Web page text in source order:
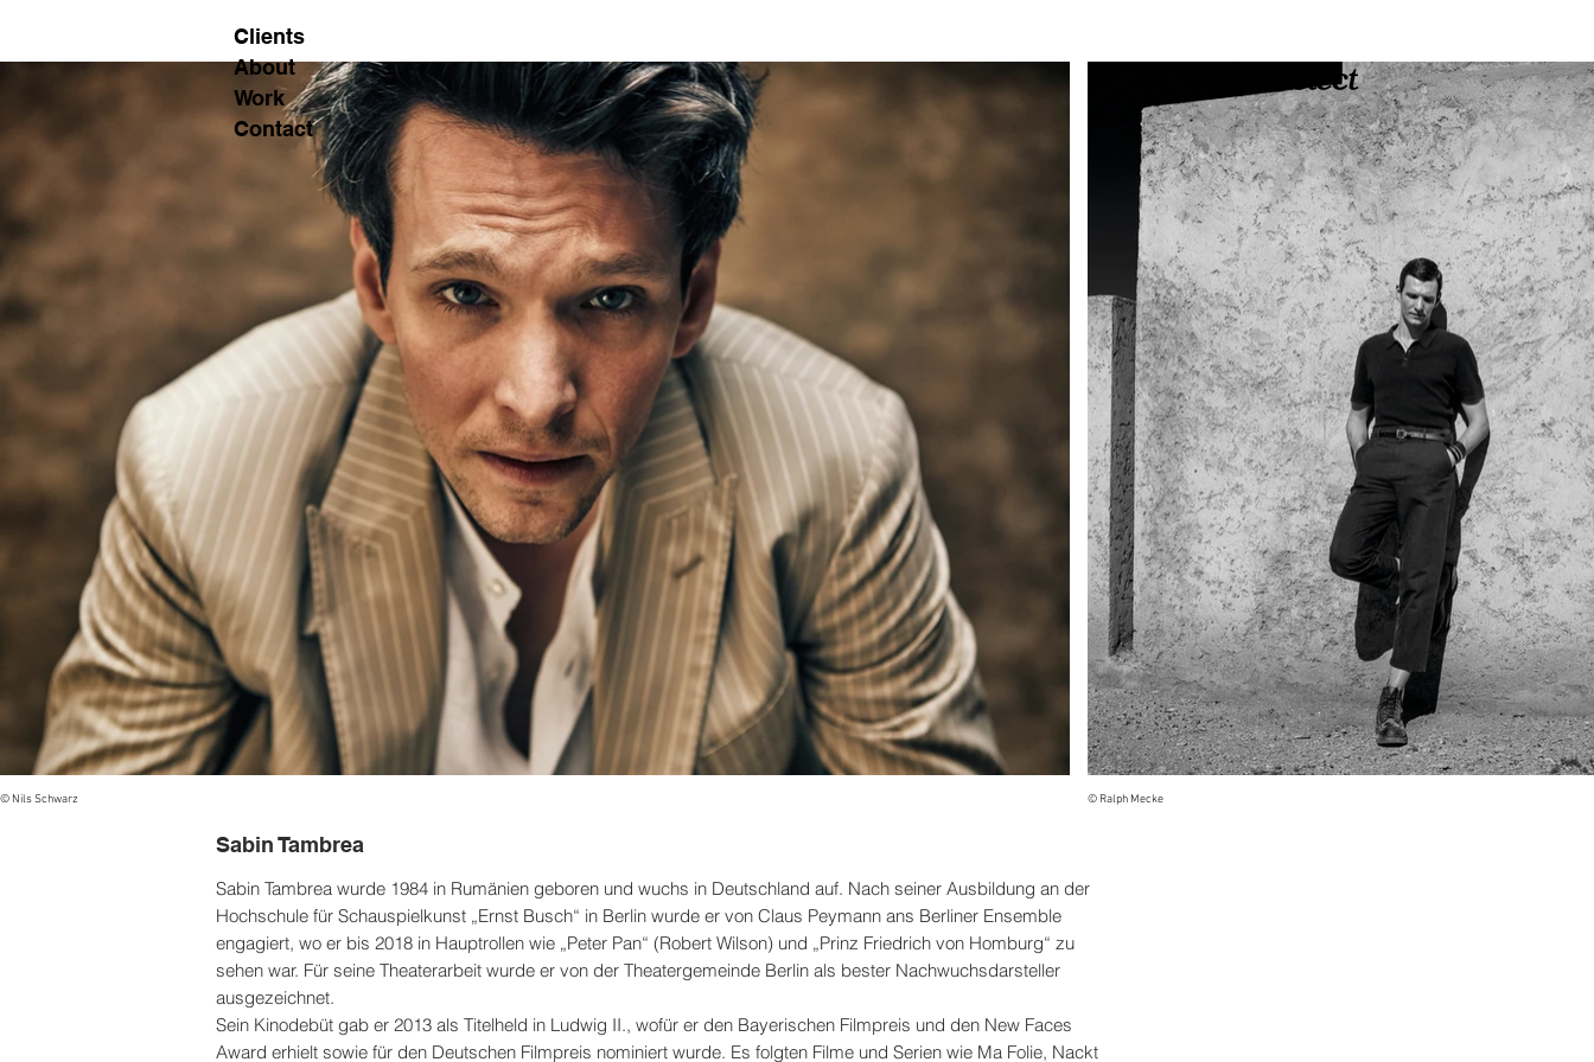
Clients
About
Work
Contact
© Nils Schwarz © Ralph Mecke
Sabin Tambrea
Sabin Tambrea wurde 1984 in Rumänien geboren und wuchs in Deutschland auf. Nach seiner Ausbildung an der
Hochschule für Schauspielkunst „Ernst Busch“ in Berlin wurde er von Claus Peymann ans Berliner Ensemble
engagiert, wo er bis 2018 in Hauptrollen wie „Peter Pan“ (Robert Wilson) und „Prinz Friedrich von Homburg“ zu
sehen war. Für seine Theaterarbeit wurde er von der Theatergemeinde Berlin als bester Nachwuchsdarsteller
ausgezeichnet.
Sein Kinodebüt gab er 2013 als Titelheld in Ludwig II., wofür er den Bayerischen Filmpreis und den New Faces
Award erhielt sowie für den Deutschen Filmpreis nominiert wurde. Es folgten Filme und Serien wie Ma Folie, Nackt